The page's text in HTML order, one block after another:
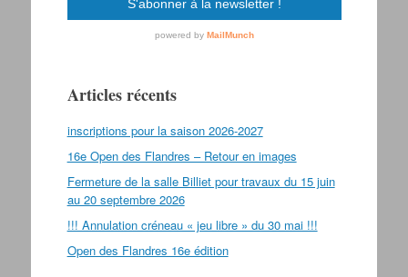
Articles récents
inscriptions pour la saison 2026-2027
16e Open des Flandres – Retour en images
Fermeture de la salle Billiet pour travaux du 15 juin
au 20 septembre 2026
!!! Annulation créneau « jeu libre » du 30 mai !!!
Open des Flandres 16e édition